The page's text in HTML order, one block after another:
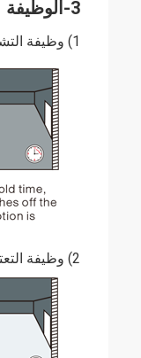
3-الوظيفة
1) وظيفة التشغيل / الإيقاف (يتم ضبط فترة الاستعداد على "0")
2) وظيفة التعتيم بخطوتين (يتم ضبط فترة الاستعداد على "+ ∞")